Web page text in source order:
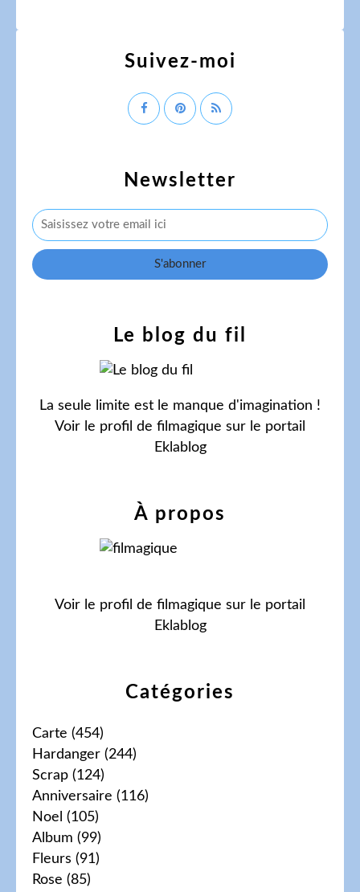
Newsletter
Catégories
Carte (454)
Hardanger (244)
Scrap (124)
Anniversaire (116)
Noel (105)
Album (99)
Fleurs (91)
Rose (85)
Le blog du fil
La seule limite est le manque d'imagination !
Voir le profil de filmagique sur le portail
Eklablog
Suivez-moi
À propos
Voir le profil de filmagique sur le portail
Eklablog